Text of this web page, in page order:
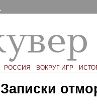
РОССИЯ ВОКРУГ ИГР
Записки